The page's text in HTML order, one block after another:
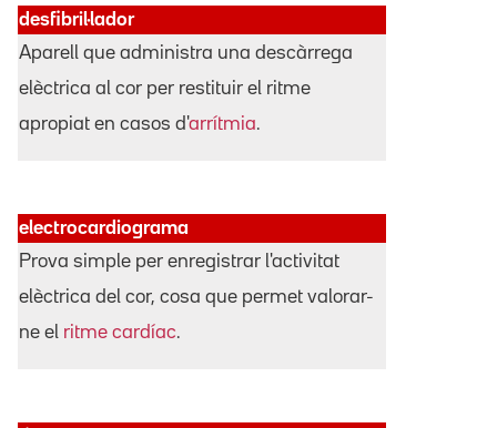
desfibril·lador
Aparell que administra una descàrrega
elèctrica al cor per restituir el ritme
apropiat en casos d'arrítmia.
electrocardiograma
Prova simple per enregistrar l'activitat
elèctrica del cor, cosa que permet valorar-
ne el ritme cardíac.